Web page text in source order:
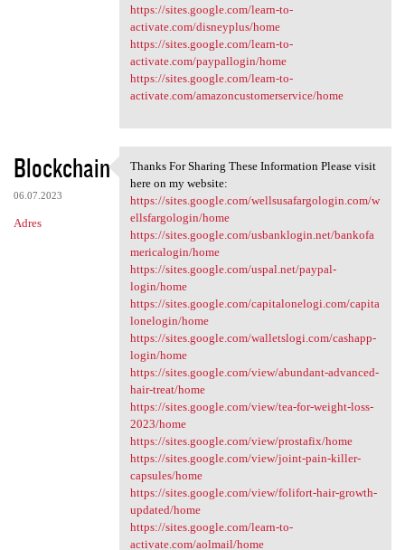
https://sites.google.com/learn-to-
activate.com/disneyplus/home
https://sites.google.com/learn-to-
activate.com/paypallogin/home
https://sites.google.com/learn-to-
activate.com/amazoncustomerservice/home
Blockchain
06.07.2023
Adres
Thanks For Sharing These
Thanks For Sharing These Information Please visit
here on my website:
https://sites.google.com/wellsusafargologin.com/w
ellsfargologin/home
https://sites.google.com/usbanklogin.net/bankofa
mericalogin/home
https://sites.google.com/uspal.net/paypal-
login/home
https://sites.google.com/capitalonelogi.com/capita
lonelogin/home
https://sites.google.com/walletslogi.com/cashapp-
login/home
https://sites.google.com/view/abundant-advanced-
hair-treat/home
https://sites.google.com/view/tea-for-weight-loss-
2023/home
https://sites.google.com/view/prostafix/home
https://sites.google.com/view/joint-pain-killer-
capsules/home
https://sites.google.com/view/folifort-hair-growth-
updated/home
https://sites.google.com/learn-to-
activate.com/aolmail/home